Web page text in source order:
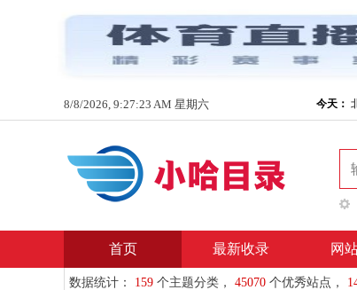
8/8/2026, 9:27:23 AM 星期六
首页 最新收录 网
数据统计： 159 个主题分类， 45070 个优秀站点，